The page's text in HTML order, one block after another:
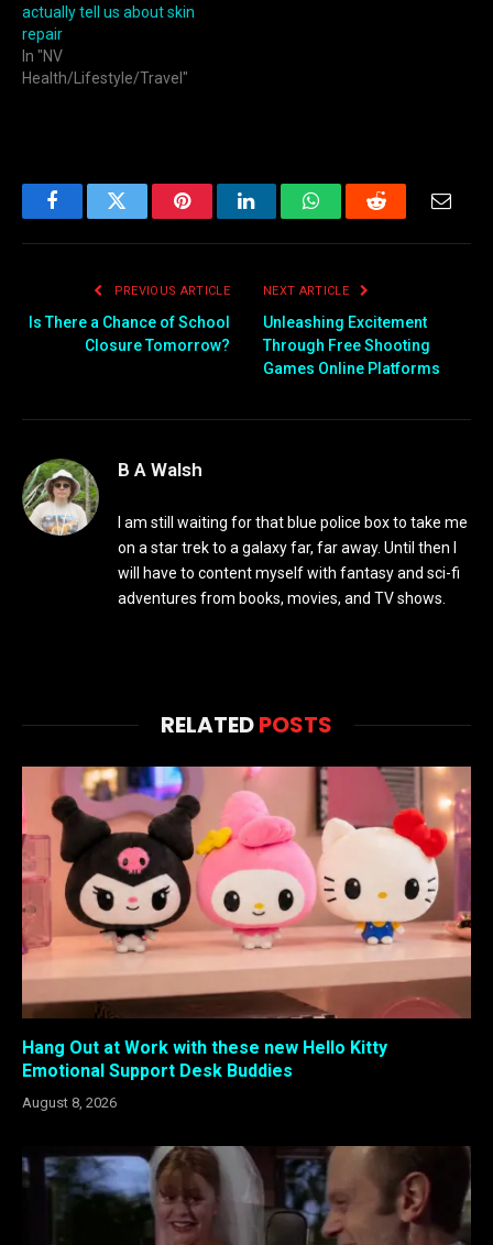
actually tell us about skin
repair
In "NV
Health/Lifestyle/Travel"
FacebookTwitter PinterestLinkedInWhatsAppReddit Email
PREVIOUS ARTICLE
Is There a Chance of School
Closure Tomorrow?
NEXT ARTICLE
Unleashing Excitement
Through Free Shooting
Games Online Platforms
B A Walsh
I am still waiting for that blue police box to take me
on a star trek to a galaxy far, far away. Until then I
will have to content myself with fantasy and sci-fi
adventures from books, movies, and TV shows.
RELATEDPOSTS
Hang Out at Work with these new Hello Kitty
Emotional Support Desk Buddies
August 8, 2026